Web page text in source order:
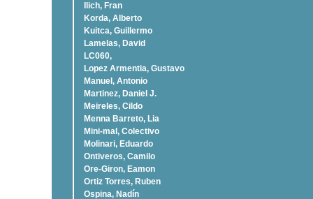
Ilich, Fran
Korda, Alberto
Kuitca, Guillermo
Lamelas, David
LC060,
Lopez Armentia, Gustavo
Manuel, Antonio
Martinez, Daniel J.
Meireles, Cildo
Menna Barreto, Lia
Mini-mal, Colectivo
Molinari, Eduardo
Ontiveros, Camilo
Ore-Giron, Eamon
Ortiz Torres, Ruben
Ospina, Nadí­n